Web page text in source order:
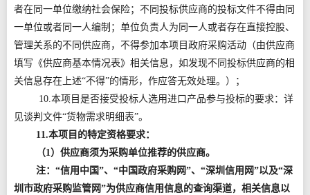
者在同一单位缴纳社会保险；不同投标供应商的投标文件不得由同
一单位或者同一人编制；单位负责人为同一人或者存在直接控股、
管理关系的不同供应商，不得参加本项目政府采购活动（由供应商
填写《供应商基本情况表》相关信息，如发现不同投标供应商的相
关信息存在上述“不得”的情形，作应答无效处理。）；
10.本项目是否接受投标人选用进口产品参与投标的要求：详
见谈判文件“货物需求明细表”。
11.本项目的特定资格要求：
（1）供应商须为采购单位推荐的供应商。
注：“信用中国”、“中国政府采购网”、“深圳信用网”以及“深
圳市政府采购监管网”为供应商信用信息的查询渠道，相关信息以